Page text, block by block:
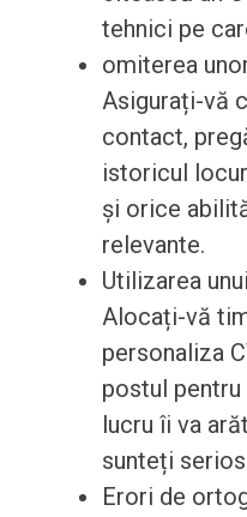
tehnici pe
omiterea
Asigurați-vă
contact,
istoricul
și orice
relevante.
Utilizarea
Alocați-vă
personaliza
postul
lucru îi va
sunteți
Erori de